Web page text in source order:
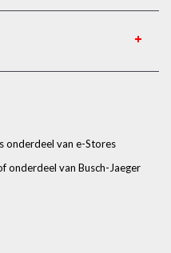
onderdeel van e-Stores
onderdeel van Busch-Jaeger